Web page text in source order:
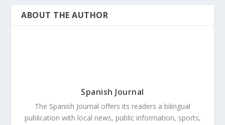
ABOUT THE AUTHOR
Spanish Journal
The Spanish Journal offers its readers a bilingual
publication with local news, public information, sports,